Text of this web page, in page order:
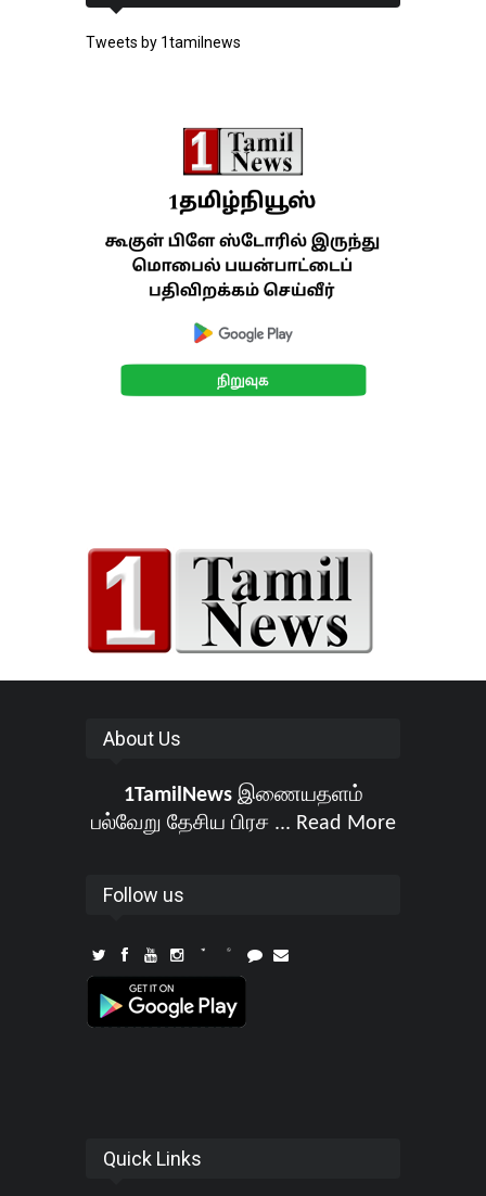
Tweets by 1tamilnews
About Us
1TamilNewsஇணையதளம்
பல்வேறு தேசிய பிரச ... Read More
Follow us
Quick Links